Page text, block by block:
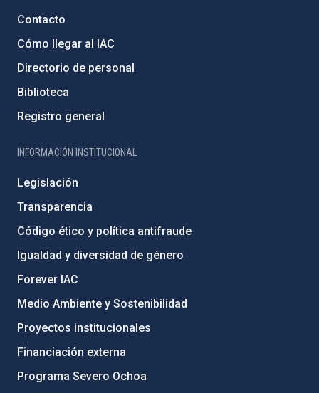
Contacto
Cómo llegar al IAC
Directorio de personal
Biblioteca
Registro general
INFORMACIÓN INSTITUCIONAL
Legislación
Transparencia
Código ético y política antifraude
Igualdad y diversidad de género
Forever IAC
Medio Ambiente y Sostenibilidad
Proyectos institucionales
Financiación externa
Programa Severo Ochoa